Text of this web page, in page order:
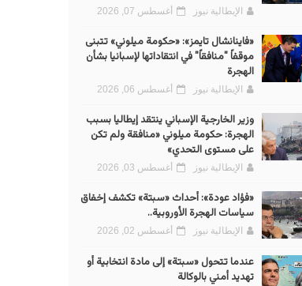
الإيطالية نيوز أغسطس 07, 2026
«فاينانشال تايمز»: «حكومة ميلوني» تتبنى
موقفاً "منافقاً" في انتقاداتها لإسبانيا بشأن
الهجرة
الإيطالية نيوز أغسطس 06, 2026
وزير الخارجية الإسباني ينتقد إيطاليا بسبب
الهجرة: حكومة ميلوني «منافقة ولم تكن
على مستوى التحدي»
الإيطالية نيوز أغسطس 03, 2026
«فؤاد عودة»: أحداث «سبتة» تكشف إخفاق
سياسات الهجرة الأوروبية..
الإيطالية نيوز أغسطس 02, 2026
عندما تتحول «سبتة» إلى مادة انتخابية أو
تهديد أمني بالوكالة